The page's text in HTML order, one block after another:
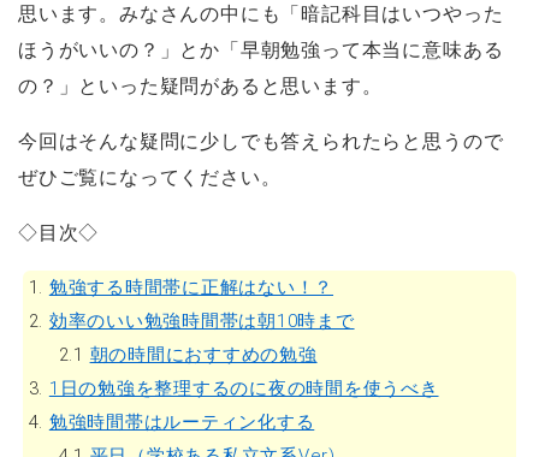
思います。みなさんの中にも「暗記科目はいつやった
ほうがいいの？」とか「早朝勉強って本当に意味ある
の？」といった疑問があると思います。
今回はそんな疑問に少しでも答えられたらと思うので
ぜひご覧になってください。
◇目次◇
1. 勉強する時間帯に正解はない！？
2. 効率のいい勉強時間帯は朝10時まで
2.1 朝の時間におすすめの勉強
3. 1日の勉強を整理するのに夜の時間を使うべき
4. 勉強時間帯はルーティン化する